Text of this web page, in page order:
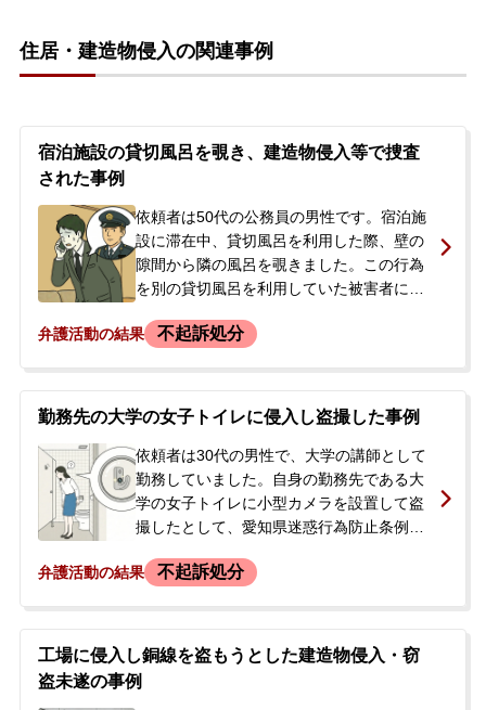
た。弁護士が接見しましたが、依頼者は当
初、費用面を懸念し私選弁護人の選任を拒
依頼されることとなりました。依頼者は容
住居・建造物侵入の関連事例
宿泊施設の貸切風呂を覗き、建造物侵入等で捜査
された事例
依頼者は50代の公務員の男性です。宿泊施
設に滞在中、貸切風呂を利用した際、壁の
隙間から隣の風呂を覗きました。この行為
を別の貸切風呂を利用していた被害者に見
後日、被害者が警察に被害届を提出したた
ら取調べを受け、携帯電話を押収される事
態となりました。公務員という立場上、事
件が職場に知られることを強く恐れてお
り、刑事事件化する前に穏便に解決したい
との思いから当事務所に相談されました。
弁護活動の結果 不起訴処分
勤務先の大学の女子トイレに侵入し盗撮した事例
依頼者は30代の男性で、大学の講師として
勤務していました。自身の勤務先である大
学の女子トイレに小型カメラを設置して盗
撮したとして、愛知県迷惑行為防止条例違
後に逮捕されました。逮捕の翌日には自宅
談があり、その後、当事者の妻が正式に依
頼されました。
弁護活動の結果 不起訴処分
工場に侵入し銅線を盗もうとした建造物侵入・窃
盗未遂の事例